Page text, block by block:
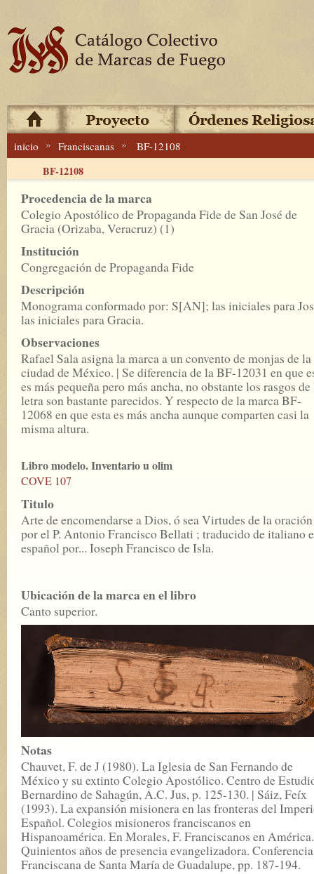
inicio » Franciscanas » BF-12108
BF-12108
Procedencia de la marca
Colegio Apostólico de Propaganda Fide de San José de
Gracia (Orizaba, Veracruz) (1)
Institución
Congregación de Propaganda Fide
Descripción
Monograma conformado por: S[AN]; las iniciales para
las iniciales para Gracia.
Observaciones
Rafael Sala asigna la marca a un convento de monjas de la
ciudad de México. | Se diferencia de la BF-12031 en que
es más pequeña pero más ancha, no obstante los rasgos de
letra son bastante parecidos. Y respecto de la marca BF-
12068 en que esta es más ancha aunque comparten casi la
misma altura.
Libro modelo. Inventario u olim
COVE 107
Titulo
Arte de encomendarse a Dios, ó sea Virtudes de la
por el P. Antonio Francisco Bellati ; traducido de italiano
español por... Ioseph Francisco de Isla.
Ubicación de la marca en el libro
Canto superior.
Notas
Chauvet, F. de J (1980). La Iglesia de San Fernando de
México y su extinto Colegio Apostólico. Centro de
Bernardino de Sahagún, A.C. Jus, p. 125-130. | Sáiz, Feíx
(1993). La expansión misionera en las fronteras del
Español. Colegios misioneros franciscanos en
Hispanoamérica. En Morales, F. Franciscanos en América.
Quinientos años de presencia evangelizadora. Conferencia
Franciscana de Santa María de Guadalupe, pp. 187-194.